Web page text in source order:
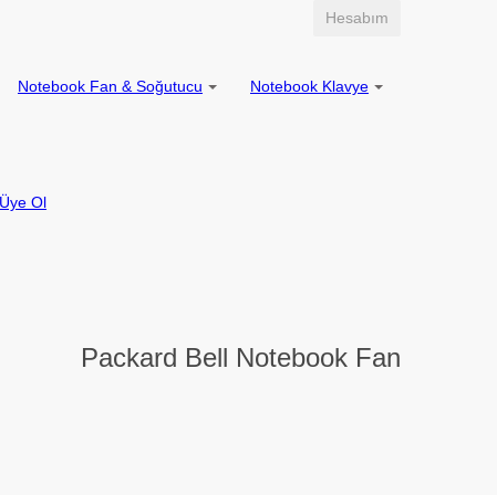
Hesabım
Notebook Fan & Soğutucu Notebook Klavye
Üye Ol
Packard Bell Notebook Fan